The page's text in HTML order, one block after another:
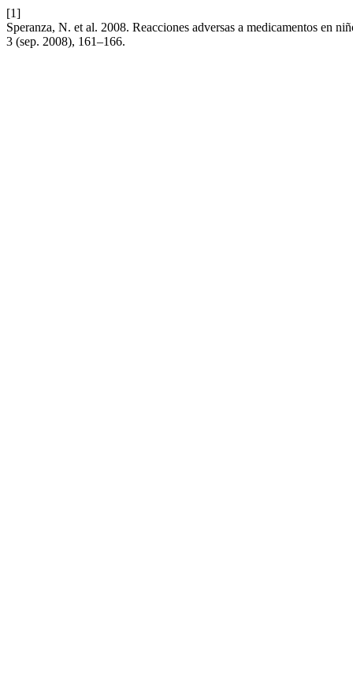
[1]
Speranza, N. et al. 2008. Reacciones adversas a medicamentos en
3 (sep. 2008), 161–166.